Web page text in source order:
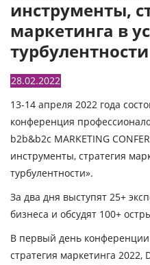
инструменты,
маркетинга в
турбулентности
28.02.2022
13-14 апреля 2022 года
конференция
b2b&b2c MARKETING
инструменты, стратегия
турбулентности».
За два дня выступят 25+
бизнеса и обсудят 100+
В первый день конференции
стратегия маркетинга